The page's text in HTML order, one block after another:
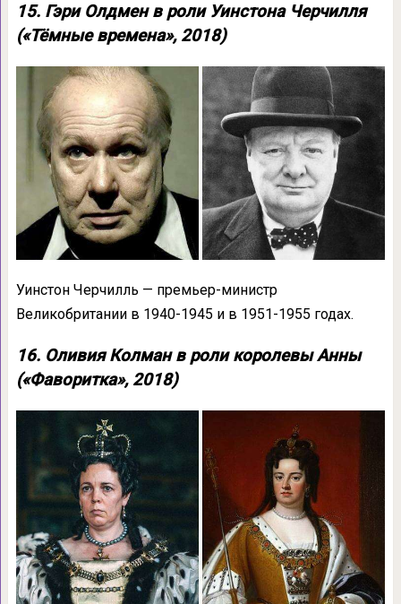
15. Гэри Олдмен в роли Уинстона Черчилля
(«Тёмные времена», 2018)
Уинстон Черчилль — премьер-министр
Великобритании в 1940-1945 и в 1951-1955 годах.
16. Оливия Колман в роли королевы Анны
(«Фаворитка», 2018)